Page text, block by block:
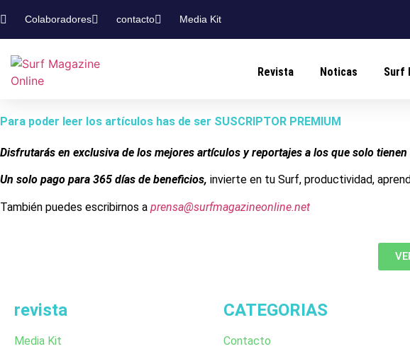
Colaboradores contacto Media Kit
Revista Noticas Surf
Para poder leer los artículos has de ser SUSCRIPTOR PREMIUM
Disfrutarás en exclusiva de los mejores artículos y reportajes a los que solo
Un solo pago para 365 días de beneficios, invierte en tu Surf, productividad,
También puedes escribirnos a prensa@surfmagazineonline.net
revista
Media Kit
CATEGORIAS
Contacto